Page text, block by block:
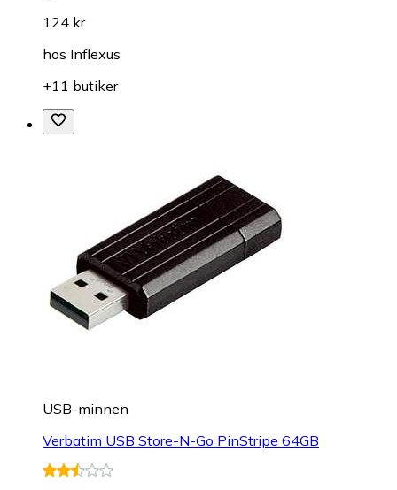
124 kr
hos Inflexus
+11 butiker
USB-minnen
Verbatim USB Store-N-Go PinStripe 64GB